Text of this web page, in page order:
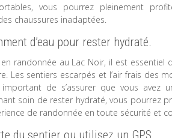
vous pourrez pleinement
chaussures inadaptées.
d’eau pour rester hydraté.
randonnée au Lac Noir, il est
Les sentiers escarpés et l’air frais des
de s’assurer que vous avez
soin de rester hydraté, vous pourrez
de randonnée en toute sécurité et
du sentier ou utilisez un GPS.